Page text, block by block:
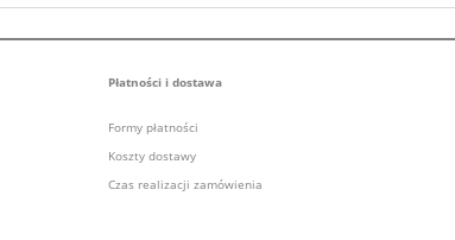
Płatności i dostawa
Formy płatności
Koszty dostawy
Czas realizacji zamówienia